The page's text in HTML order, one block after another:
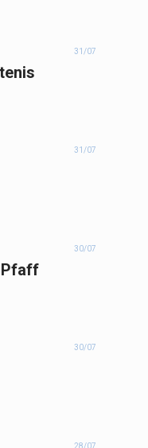
31/07
31/07
30/07
Pfaff
30/07
28/07